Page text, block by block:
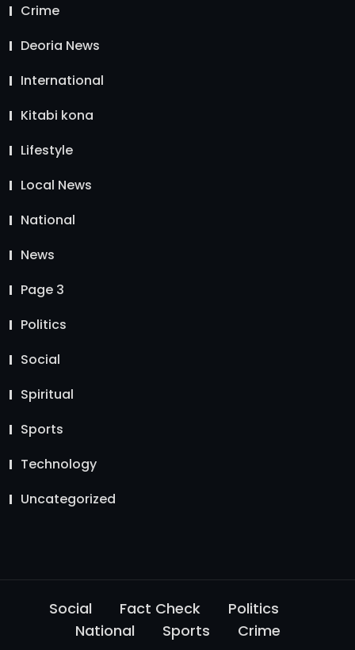
Crime
Deoria News
International
Kitabi kona
Lifestyle
Local News
National
News
Page 3
Politics
Social
Spiritual
Sports
Technology
Uncategorized
Social Fact Check
Politics
National
Sports Crime